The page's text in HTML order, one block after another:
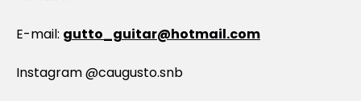
E-mail: gutto_guitar@hotmail.com
Instagram @caugusto.snb